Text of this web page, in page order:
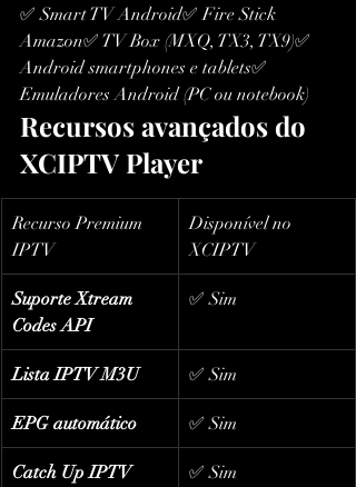
✅ Smart TV Android✅ Fire Stick
Amazon✅ TV Box (MXQ, TX3, TX9)✅
Android smartphones e tablets✅
Emuladores Android (PC ou notebook)
Recursos avançados do
XCIPTV Player
Recurso Premium
IPTV
Disponível no
XCIPTV
Suporte Xtream
Codes API
✅ Sim
Lista IPTV M3U ✅ Sim
EPG automático ✅ Sim
Catch Up IPTV ✅ Sim